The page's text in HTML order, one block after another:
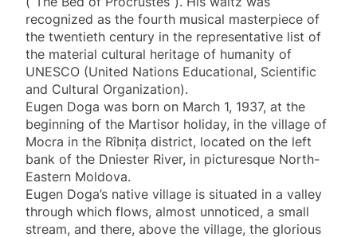
recognized as the fourth musical masterpiece of
the twentieth century in the representative list of
the material cultural heritage of humanity of
UNESCO (United Nations Educational, Scientific
and Cultural Organization).
Eugen Doga was born on March 1, 1937, at the
beginning of the Martisor holiday, in the village of
Mocra in the Rîbnița district, located on the left
bank of the Dniester River, in picturesque North-
Eastern Moldova.
Eugen Doga’s native village is situated in a valley
through which flows, almost unnoticed, a small
stream, and there, above the village, the glorious